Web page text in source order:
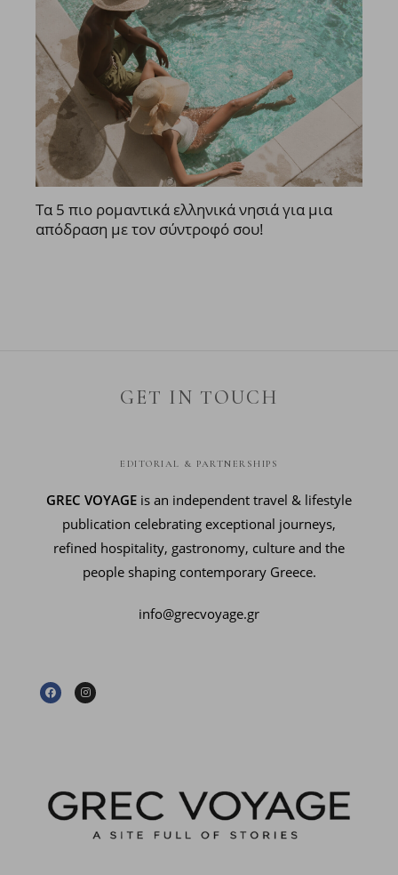
Τα 5 πιο ρομαντικά ελληνικά νησιά για μια
απόδραση με τον σύντροφό σου!
GET IN TOUCH
EDITORIAL & PARTNERSHIPS
GREC VOYAGE is an independent travel & lifestyle
publication celebrating exceptional journeys,
refined hospitality, gastronomy, culture and the
people shaping contemporary Greece.
info@grecvoyage.gr